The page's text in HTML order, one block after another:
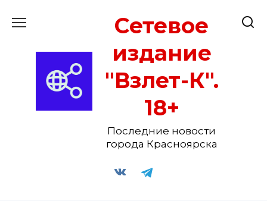
Сетевое
издание
"Взлет-К".
18+
Последние новости
города Красноярска